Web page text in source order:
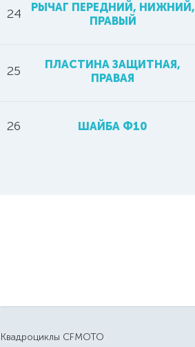
24
РЫЧАГ ПЕРЕДНИЙ, НИЖНИЙ,
ПРАВЫЙ
25
ПЛАСТИНА ЗАЩИТНАЯ,
ПРАВАЯ
26 ШАЙБА Ф10
Квадроциклы CFMOTO